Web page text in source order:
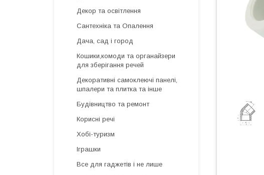
Декор та освітлення
Сантехніка та Опалення
Дача, сад і город
Кошики,комоди та органайзери
для зберігання речей
Декоративні самоклеючі панелі,
шпалери та плитка та інше
Будівництво та ремонт
Корисні речі
Хобі-туризм
Іграшки
Все для гаджетів і не лише